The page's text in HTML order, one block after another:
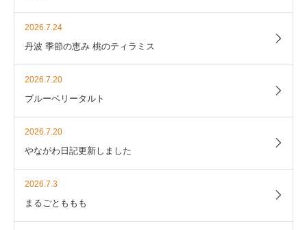
2026.7.24
丹波 季節の恵み 桃のティラミス
2026.7.20
ブルーベリータルト
2026.7.20
やながわ日記更新しました
2026.7.3
まるごとももも